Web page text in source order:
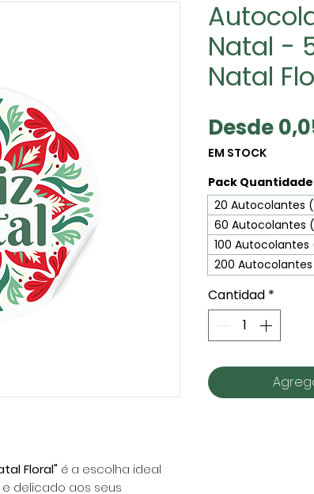
Floral" é a escolha ideal
delicado aos seus
Natal -
Natal
Desde
EM STOCK
Pack
20 Autocolantes
60 Autocolantes
100
200
Cantidad *